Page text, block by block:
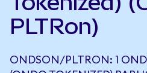
PLTRon)
ONDSON/PLTRON: 1